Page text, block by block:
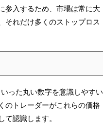
参入するため、市場は常に大
それだけ多くのストップロス
った丸い数字を意識しやすい
のトレーダーがこれらの価格
認識します。